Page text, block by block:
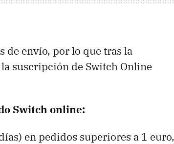
de envío, por lo que tras la
suscripción de Switch Online
Switch online:
en pedidos superiores a 1 euro,